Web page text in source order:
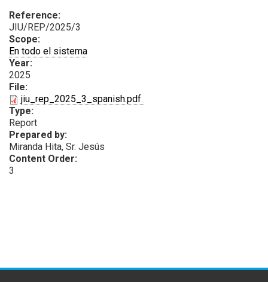
Reference:
JIU/REP/2025/3
Scope:
En todo el sistema
Year:
2025
File:
jiu_rep_2025_3_spanish.pdf
Type:
Report
Prepared by:
Miranda Hita, Sr. Jesús
Content Order:
3